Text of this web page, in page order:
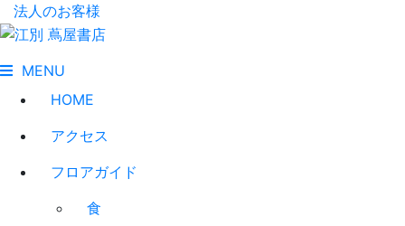
法人のお客様
MENU
HOME
アクセス
フロアガイド
食